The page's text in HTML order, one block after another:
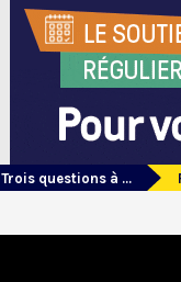
Trois questions à ...